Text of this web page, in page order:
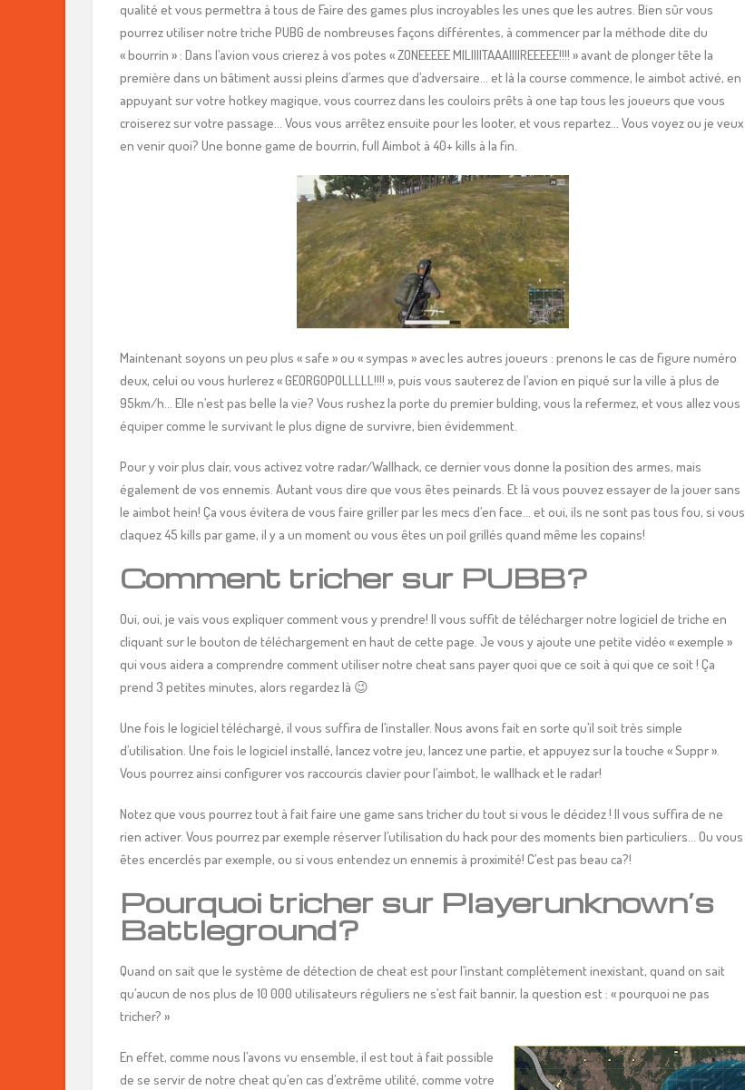
qualité et vous permettra à tous de Faire des games plus incroyables les unes que les autres. Bien sûr vous
pourrez utiliser notre triche PUBG de nombreuses façons différentes, à commencer par la méthode dite du
« bourrin » : Dans l’avion vous crierez à vos potes « ZONEEEEE MILIIIITAAAIIIIREEEEE!!!! » avant de plonger tête la
première dans un bâtiment aussi pleins d’armes que d’adversaire… et là la course commence, le aimbot activé, en
appuyant sur votre hotkey magique, vous courrez dans les couloirs prêts à one tap tous les joueurs que vous
croiserez sur votre passage… Vous vous arrêtez ensuite pour les looter, et vous repartez… Vous voyez ou je veux
en venir quoi? Une bonne game de bourrin, full Aimbot à 40+ kills à la fin.
Maintenant soyons un peu plus « safe » ou « sympas » avec les autres joueurs : prenons le cas de figure numéro
deux, celui ou vous hurlerez « GEORGOPOLLLLL!!!! », puis vous sauterez de l’avion en piqué sur la ville à plus de
95km/h… Elle n’est pas belle la vie? Vous rushez la porte du premier bulding, vous la refermez, et vous allez vous
équiper comme le survivant le plus digne de survivre, bien évidemment.
Pour y voir plus clair, vous activez votre radar/Wallhack, ce dernier vous donne la position des armes, mais
également de vos ennemis. Autant vous dire que vous êtes peinards. Et là vous pouvez essayer de la jouer sans
le aimbot hein! Ça vous évitera de vous faire griller par les mecs d’en face… et oui, ils ne sont pas tous fou, si vous
claquez 45 kills par game, il y a un moment ou vous êtes un poil grillés quand même les copains!
Comment tricher sur PUBB?
Oui, oui, je vais vous expliquer comment vous y prendre! Il vous suffit de télécharger notre logiciel de triche en
cliquant sur le bouton de téléchargement en haut de cette page. Je vous y ajoute une petite vidéo « exemple »
qui vous aidera a comprendre comment utiliser notre cheat sans payer quoi que ce soit à qui que ce soit ! Ça
prend 3 petites minutes, alors regardez là 😉
Une fois le logiciel téléchargé, il vous suffira de l’installer. Nous avons fait en sorte qu’il soit très simple
d’utilisation. Une fois le logiciel installé, lancez votre jeu, lancez une partie, et appuyez sur la touche « Suppr ».
Vous pourrez ainsi configurer vos raccourcis clavier pour l’aimbot, le wallhack et le radar!
Notez que vous pourrez tout à fait faire une game sans tricher du tout si vous le décidez ! Il vous suffira de ne
rien activer. Vous pourrez par exemple réserver l’utilisation du hack pour des moments bien particuliers… Ou vous
êtes encerclés par exemple, ou si vous entendez un ennemis à proximité! C’est pas beau ca?!
Pourquoi tricher sur Playerunknown’s
Battleground?
Quand on sait que le système de détection de cheat est pour l’instant complètement inexistant, quand on sait
qu’aucun de nos plus de 10 000 utilisateurs réguliers ne s’est fait bannir, la question est : « pourquoi ne pas
tricher? »
En effet, comme nous l’avons vu ensemble, il est tout à fait possible
de se servir de notre cheat qu’en cas d’extrême utilité, comme votre